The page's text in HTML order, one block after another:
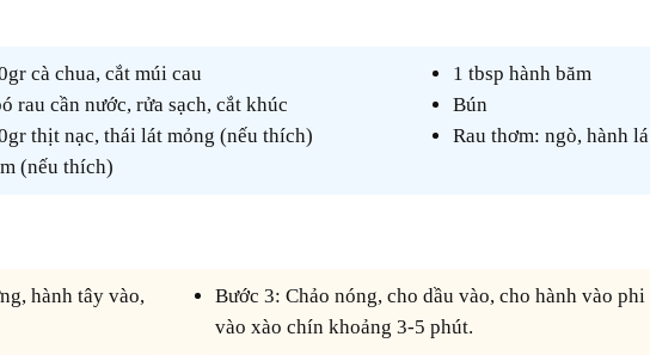
cà chua, cắt múi cau
bó rau cần nước, rửa sạch, cắt khúc
thịt nạc, thái lát mỏng (nếu thích)
(nếu thích)
1 tbsp hành băm
Bún
Rau thơm: ngò, hành lá
Bước 3: Chảo nóng, cho dầu vào, cho hành vào phi thơm, cho tôm và thịt
vào xào chín khoảng 3-5 phút.